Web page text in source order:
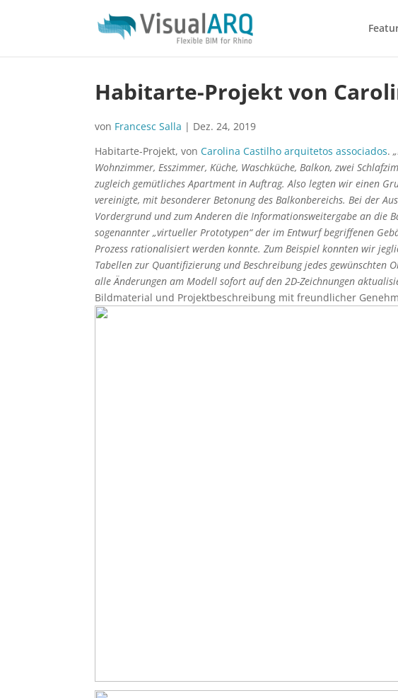
Habitarte-Projekt von
von Francesc Salla | Dez. 24, 2019
Habitarte-Projekt, vonCarolina Castilho arquitetos associados.
Wohnzimmer, Esszimmer, Küche, Waschküche, Balkon, zwei
zugleich gemütliches Apartment in Auftrag. Also legten wir einen
vereinigte, mit besonderer Betonung des Balkonbereichs. Bei der
Vordergrund und zum Anderen die Informationsweitergabe an die
sogenannter „virtueller Prototypen“ der im Entwurf begriffenen
Prozess rationalisiert werden konnte. Zum Beispiel konnten wir
Tabellen zur Quantifizierung und Beschreibung jedes gewünschten
alle Änderungen am Modell sofort auf den 2D-Zeichnungen
Bildmaterial und Projektbeschreibung mit freundlicher